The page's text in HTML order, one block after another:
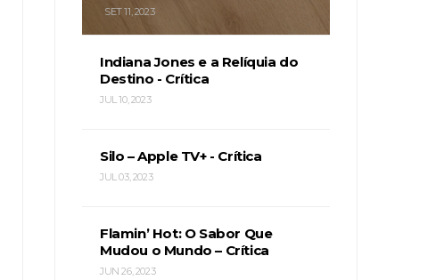
SET 11, 2023
Indiana Jones e a Relíquia do
Destino - Crítica
JUL 10, 2023
Silo – Apple TV+ - Crítica
JUL 03, 2023
Flamin’ Hot: O Sabor Que
Mudou o Mundo – Crítica
JUN 26, 2023